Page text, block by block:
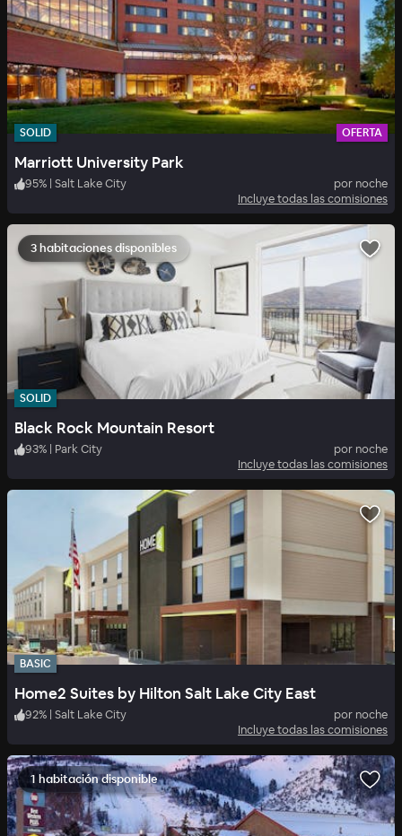
SOLID OFERTA
Marriott University Park
95% | Salt Lake City
por noche
Incluye todas las comisiones
3 habitaciones disponibles
SOLID
Black Rock Mountain Resort
93% | Park City
por noche
Incluye todas las comisiones
BASIC
Home2 Suites by Hilton Salt Lake City East
92% | Salt Lake City
por noche
Incluye todas las comisiones
1 habitación disponible